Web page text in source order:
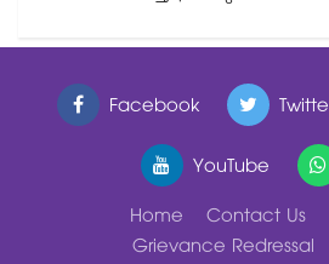
Facebook
YouTube
Home
Contact Us
Grievance Redressal